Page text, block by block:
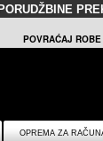
POVRAĆAJ ROBE
OPREMA ZA